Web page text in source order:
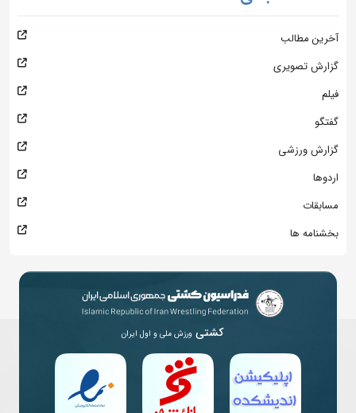
آخرین مطالب
گزارش تصویری
فیلم
گفتگو
گزارش ورزشی
اردوها
مسابقات
بخشنامه ها
کشتی ورزش ملی و اول ایران